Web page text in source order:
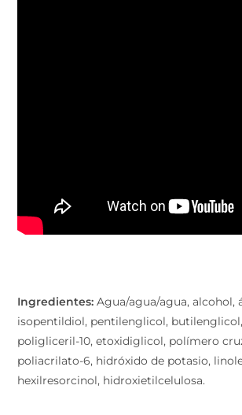
Ingredientes: Agua/agua/agua, alcohol,
isopentildiol, pentilenglicol,
poligliceril-10, etoxidiglicol, polímero
poliacrilato-6, hidróxido de potasio,
hexilresorcinol, hidroxietilcelulosa.